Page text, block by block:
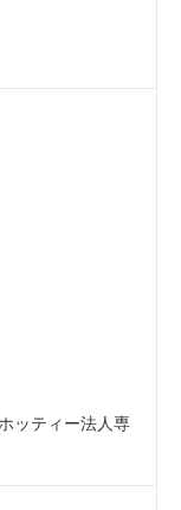
ッティー法人専